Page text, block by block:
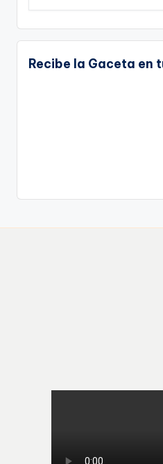
Recibe la Gaceta en